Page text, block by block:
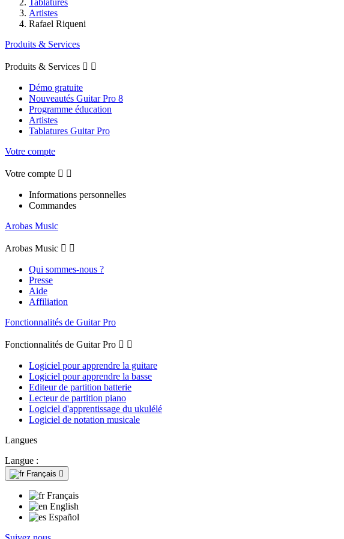
Tablatures
Artistes
Rafael Riqueni
Produits & Services
Produits & Services  
Démo gratuite
Nouveautés Guitar Pro 8
Programme éducation
Artistes
Tablatures Guitar Pro
Votre compte
Votre compte  
Informations personnelles
Commandes
Arobas Music
Arobas Music  
Qui sommes-nous ?
Presse
Aide
Affiliation
Fonctionnalités de Guitar Pro
Fonctionnalités de Guitar Pro  
Logiciel pour apprendre la guitare
Logiciel pour apprendre la basse
Editeur de partition batterie
Lecteur de partition piano
Logiciel d'apprentissage du ukulélé
Logiciel de notation musicale
Langues
Langue :
Français 
Français
English
Español